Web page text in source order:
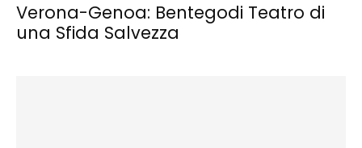
Verona-Genoa: Bentegodi Teatro di
una Sfida Salvezza